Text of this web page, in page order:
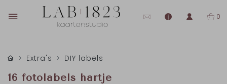
0
Extra's DIY labels
16 fotolabels hartje